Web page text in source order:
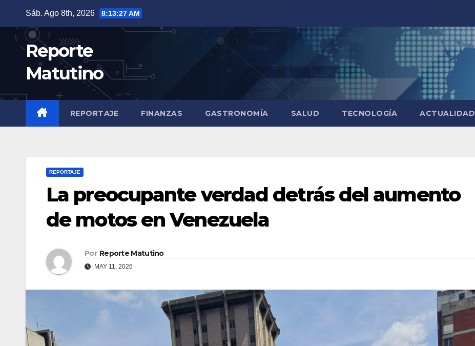
contenido
Sáb. Ago 8th, 2026 8:13:28 AM
Reporte
Matutino
REPORTAJE FINANZAS GASTRONOMÍA SALUD TECNOLOGÍA ACTUALIDAD
REPORTAJE
La preocupante verdad detrás del aumento
de motos en Venezuela
Por Reporte Matutino
MAY 11, 2026